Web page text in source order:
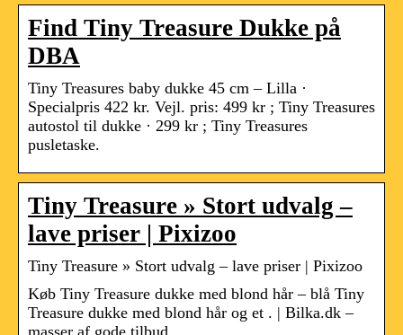
Find Tiny Treasure Dukke på
DBA
Tiny Treasures baby dukke 45 cm – Lilla ·
Specialpris 422 kr. Vejl. pris: 499 kr ; Tiny Treasures
autostol til dukke · 299 kr ; Tiny Treasures
pusletaske.
Tiny Treasure » Stort udvalg –
lave priser | Pixizoo
Tiny Treasure » Stort udvalg – lave priser | Pixizoo
Køb Tiny Treasure dukke med blond hår – blå Tiny
Treasure dukke med blond hår og et . | Bilka.dk –